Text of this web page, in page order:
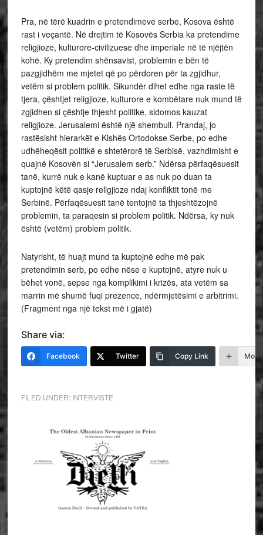
Pra, në tërë kuadrin e pretendimeve serbe, Kosova është
rast i veçantë. Në drejtim të Kosovës Serbia ka pretendime
religjioze, kulturore-civilizuese dhe imperiale në të njëjtën
kohë. Ky pretendim shënsavist, problemin e bën të
pazgjidhëm me mjetet që po përdoren për ta zgjidhur,
vetëm si problem politik. Sikundër dihet edhe nga raste të
tjera, çështjet religjioze, kulturore e kombëtare nuk mund të
zgjidhen si çështje thjesht politike, sidomos kauzat
religjioze. Jerusalemi është një shembull. Prandaj, jo
rastësisht hierarkët e Kishës Ortodokse Serbe, po edhe
udhëheqësit politikë e shtetërorë të Serbisë, vazhdimisht e
quajnë Kosovën si “Jerusalem serb.” Ndërsa përfaqësuesit
tanë, kurrë nuk e kanë kuptuar e as nuk po duan ta
kuptojnë këtë qasje religjioze ndaj konfliktit tonë me
Serbinë. Përfaqësuesit tanë tentojnë ta thjeshtëzojnë
problemin, ta paraqesin si problem politik. Ndërsa, ky nuk
është (vetëm) problem politik.
Natyrisht, të huajt mund ta kuptojnë edhe më pak
pretendimin serb, po edhe nëse e kuptojnë, atyre nuk u
bëhet vonë, sepse nga komplikimi i krizës, ata vetëm sa
marrin më shumë fuqi prezence, ndërmjetësimi e arbitrimi.
(Fragment nga një tekst më i gjatë)
Share via:
Facebook Twitter Copy Link More
FILED UNDER: INTERVISTE